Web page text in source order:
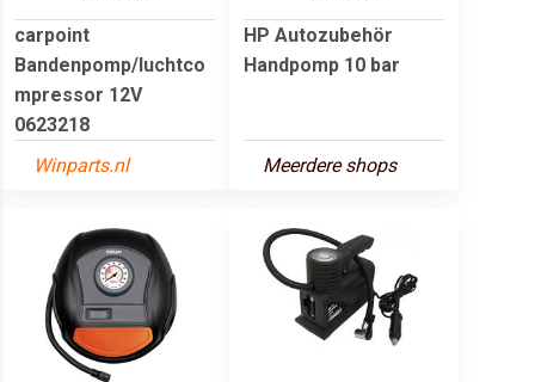
carpoint
Bandenpomp/luchtco
mpressor 12V
0623218
Winparts.nl
HP Autozubehör
Handpomp 10 bar
Meerdere shops